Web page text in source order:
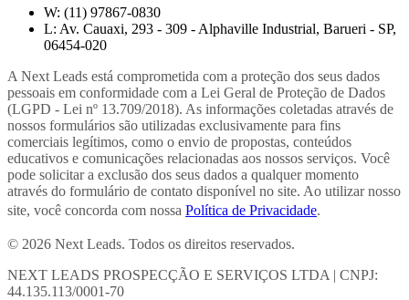
W: (11) 97867-0830
L: Av. Cauaxi, 293 - 309 - Alphaville Industrial, Barueri - SP,
06454-020
A Next Leads está comprometida com a proteção dos seus dados
pessoais em conformidade com a Lei Geral de Proteção de Dados
(LGPD - Lei nº 13.709/2018). As informações coletadas através de
nossos formulários são utilizadas exclusivamente para fins
comerciais legítimos, como o envio de propostas, conteúdos
educativos e comunicações relacionadas aos nossos serviços. Você
pode solicitar a exclusão dos seus dados a qualquer momento
através do formulário de contato disponível no site. Ao utilizar nosso
site, você concorda com nossa Política de Privacidade.
© 2026 Next Leads. Todos os direitos reservados.
NEXT LEADS PROSPECÇÃO E SERVIÇOS LTDA | CNPJ:
44.135.113/0001-70